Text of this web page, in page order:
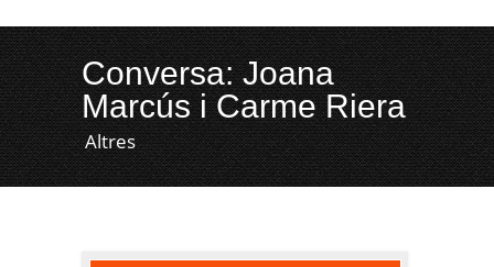
Conversa: Joana
Marcús i Carme Riera
Altres